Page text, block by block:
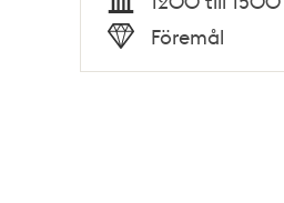
Tid
Typ
Föremål